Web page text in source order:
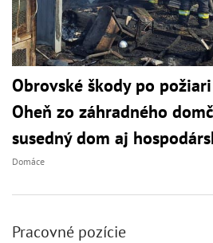
Obrovské škody po
Oheň zo záhradného
susedný dom aj
Domáce
Pracovné pozície